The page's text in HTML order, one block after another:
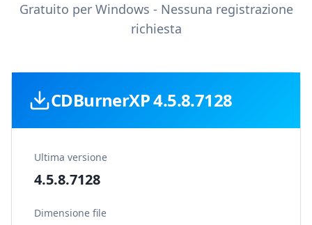
Gratuito per Windows - Nessuna registrazione
richiesta
CDBurnerXP 4.5.8.7128
Ultima versione
4.5.8.7128
Dimensione file